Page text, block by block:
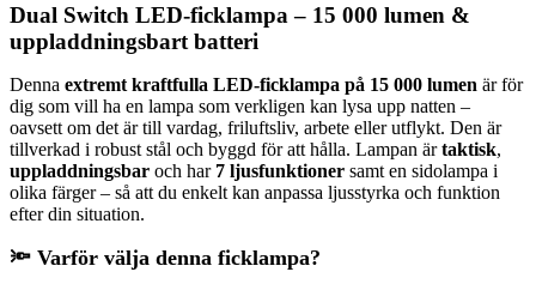
Dual Switch LED-ficklampa – 15 000 lumen &
uppladdningsbart batteri
Denna extremt kraftfulla LED-ficklampa på 15 000 lumen är för
dig som vill ha en lampa som verkligen kan lysa upp natten –
oavsett om det är till vardag, friluftsliv, arbete eller utflykt. Den är
tillverkad i robust stål och byggd för att hålla. Lampan ärtaktisk,
uppladdningsbar och har 7 ljusfunktioner samt en sidolampa i
olika färger – så att du enkelt kan anpassa ljusstyrka och funktion
efter din situation.
🔦 Varför välja denna ficklampa?